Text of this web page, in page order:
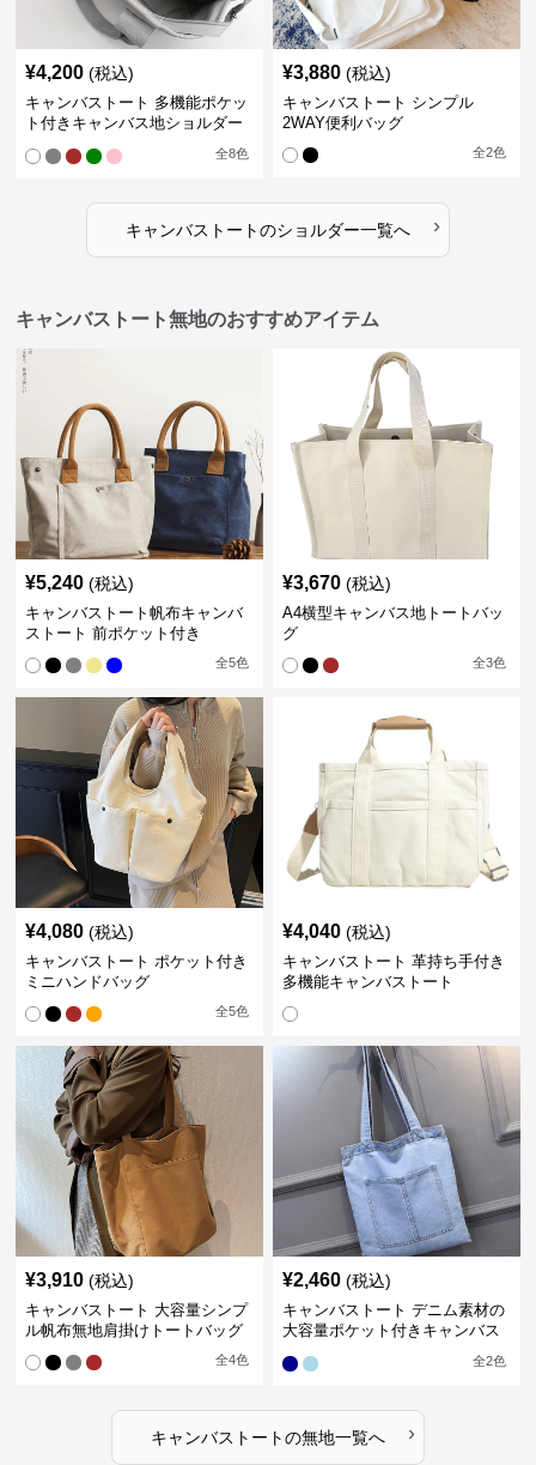
¥4,200 (税込)
キャンバストート 多機能ポケッ
ト付きキャンバス地ショルダー
全8色
¥3,880 (税込)
キャンバストート シンプル
2WAY便利バッグ
全2色
キャンバストートのショルダー一覧へ ›
キャンバストート無地のおすすめアイテム
¥5,240 (税込)
キャンバストート帆布キャンバ
ストート 前ポケット付き
全5色
¥3,670 (税込)
A4横型キャンバス地トートバッ
グ
全3色
¥4,080 (税込)
キャンバストート ポケット付き
ミニハンドバッグ
全5色
¥4,040 (税込)
キャンバストート 革持ち手付き
多機能キャンバストート
¥3,910 (税込)
キャンバストート 大容量シンプ
ル帆布無地肩掛けトートバッグ
全4色
¥2,460 (税込)
キャンバストート デニム素材の
大容量ポケット付きキャンバス
全2色
キャンバストートの無地一覧へ ›